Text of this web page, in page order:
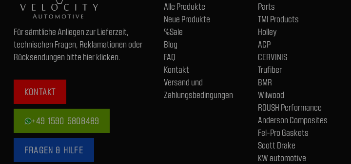
Für sämtliche Anliegen zur Lieferzeit,
technischen Fragen, Reklamationen oder
Rücksendungen bitte hier klicken.
KONTAKT
+49 1590 5808489
FRAGEN & HILFE
Alle Produkte
Neue Produkte
%Sale
Blog
FAQ
Kontakt
Versand und
Zahlungsbedingungen
Parts
TMI Products
Holley
ACP
CERVINIS
Trufiber
BMR
Wilwood
ROUSH Performance
Anderson Composites
Fel-Pro Gaskets
Scott Drake
KW automotive